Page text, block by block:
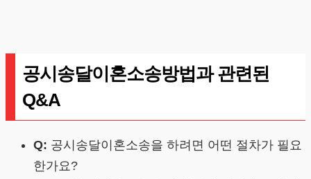
공시송달이혼소송방법과 관련된
Q&A
Q: 공시송달이혼소송을 하려면 어떤 절차가 필요
한가요?